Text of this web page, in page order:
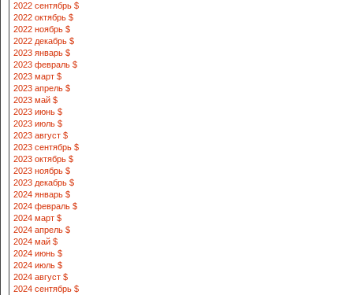
2022 сентябрь $
2022 октябрь $
2022 ноябрь $
2022 декабрь $
2023 январь $
2023 февраль $
2023 март $
2023 апрель $
2023 май $
2023 июнь $
2023 июль $
2023 август $
2023 сентябрь $
2023 октябрь $
2023 ноябрь $
2023 декабрь $
2024 январь $
2024 февраль $
2024 март $
2024 апрель $
2024 май $
2024 июнь $
2024 июль $
2024 август $
2024 сентябрь $